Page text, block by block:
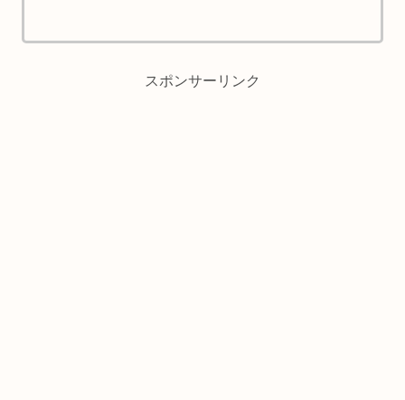
スポンサーリンク